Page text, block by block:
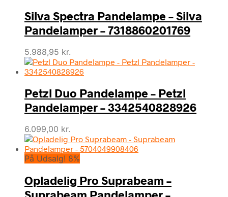
Silva Spectra Pandelampe – Silva
Pandelamper – 7318860201769
5.988,95 kr.
Petzl Duo Pandelampe – Petzl
Pandelamper – 3342540828926
6.099,00 kr.
På Udsalg! 8%
Opladelig Pro Suprabeam –